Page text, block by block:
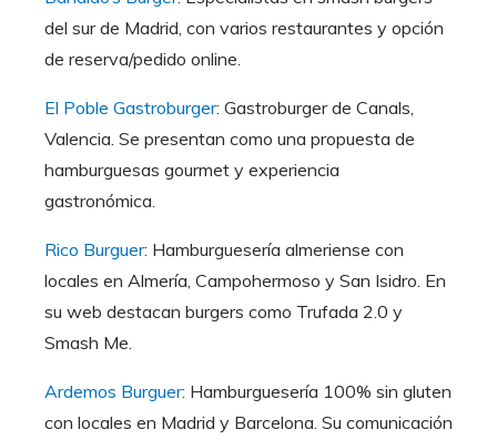
del sur de Madrid, con varios restaurantes y opción
de reserva/pedido online.
El Poble Gastroburger: Gastroburger de Canals,
Valencia. Se presentan como una propuesta de
hamburguesas gourmet y experiencia
gastronómica.
Rico Burguer: Hamburguesería almeriense con
locales en Almería, Campohermoso y San Isidro. En
su web destacan burgers como Trufada 2.0 y
Smash Me.
Ardemos Burguer: Hamburguesería 100% sin gluten
con locales en Madrid y Barcelona. Su comunicación